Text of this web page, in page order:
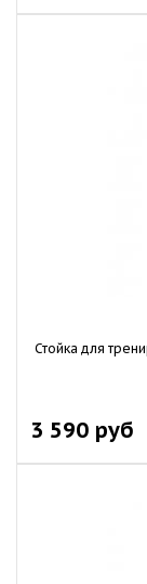
Стойка для
3 590 руб